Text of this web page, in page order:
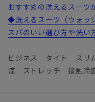
おすすめの洗えるスーツ
◆洗えるスーツ（ウォッ
スパのいい選び方や洗い
ビジネス タイト ス
涼 ストレッチ 接触冷